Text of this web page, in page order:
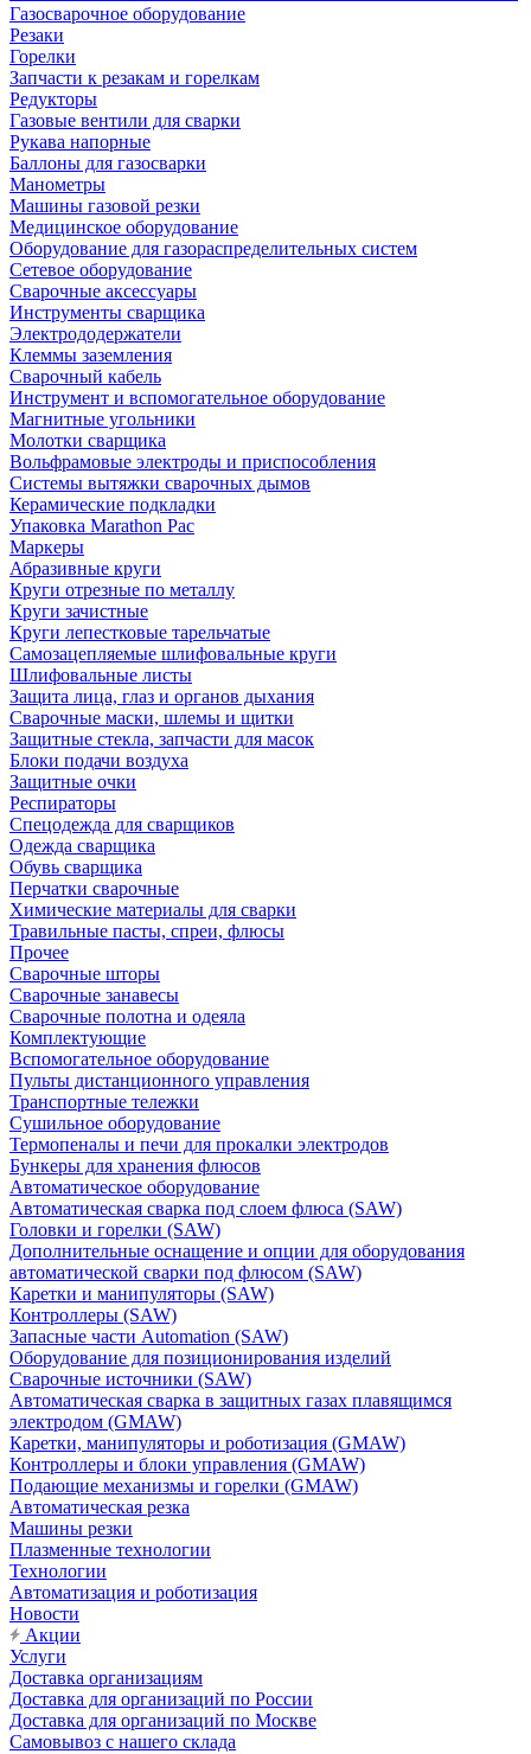
Газосварочное оборудование
Резаки
Горелки
Запчасти к резакам и горелкам
Редукторы
Газовые вентили для сварки
Рукава напорные
Баллоны для газосварки
Манометры
Машины газовой резки
Медицинское оборудование
Оборудование для газораспределительных систем
Сетевое оборудование
Сварочные аксессуары
Инструменты сварщика
Электрододержатели
Клеммы заземления
Сварочный кабель
Инструмент и вспомогательное оборудование
Магнитные угольники
Молотки сварщика
Вольфрамовые электроды и приспособления
Системы вытяжки сварочных дымов
Керамические подкладки
Упаковка Marathon Pac
Маркеры
Абразивные круги
Круги отрезные по металлу
Круги зачистные
Круги лепестковые тарельчатые
Самозацепляемые шлифовальные круги
Шлифовальные листы
Защита лица, глаз и органов дыхания
Сварочные маски, шлемы и щитки
Защитные стекла, запчасти для масок
Блоки подачи воздуха
Защитные очки
Респираторы
Спецодежда для сварщиков
Одежда сварщика
Обувь сварщика
Перчатки сварочные
Химические материалы для сварки
Травильные пасты, спреи, флюсы
Прочее
Сварочные шторы
Сварочные занавесы
Сварочные полотна и одеяла
Комплектующие
Вспомогательное оборудование
Пульты дистанционного управления
Транспортные тележки
Сушильное оборудование
Термопеналы и печи для прокалки электродов
Бункеры для хранения флюсов
Автоматическое оборудование
Автоматическая сварка под слоем флюса (SAW)
Головки и горелки (SAW)
Дополнительные оснащение и опции для оборудования
автоматической сварки под флюсом (SAW)
Каретки и манипуляторы (SAW)
Контроллеры (SAW)
Запасные части Automation (SAW)
Оборудование для позиционирования изделий
Сварочные источники (SAW)
Автоматическая сварка в защитных газах плавящимся
электродом (GMAW)
Каретки, манипуляторы и роботизация (GMAW)
Контроллеры и блоки управления (GMAW)
Подающие механизмы и горелки (GMAW)
Автоматическая резка
Машины резки
Плазменные технологии
Технологии
Автоматизация и роботизация
Новости
Акции
Услуги
Доставка организациям
Доставка для организаций по России
Доставка для организаций по Москве
Самовывоз с нашего склада